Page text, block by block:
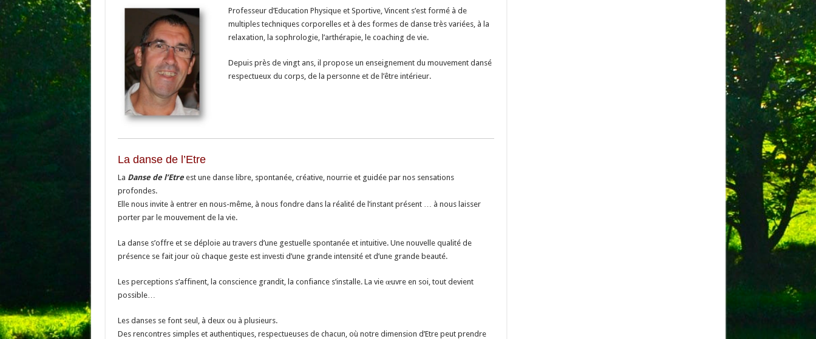
Professeur d’Education Physique et Sportive, Vincent s’est formé à de
multiples techniques corporelles et à des formes de danse très variées, à la
relaxation, la sophrologie, l’arthérapie, le coaching de vie.
Depuis près de vingt ans, il propose un enseignement du mouvement dansé
respectueux du corps, de la personne et de l’être intérieur.
La danse de l’Etre
La Danse de l’Etreest une danse libre, spontanée, créative, nourrie et guidée par nos sensations
profondes.
Elle nous invite à entrer en nous-même, à nous fondre dans la réalité de l’instant présent … à nous laisser
porter par le mouvement de la vie.
La danse s’offre et se déploie au travers d’une gestuelle spontanée et intuitive. Une nouvelle qualité de
présence se fait jour où chaque geste est investi d’une grande intensité et d’une grande beauté.
Les perceptions s’affinent, la conscience grandit, la confiance s’installe. La vie œuvre en soi, tout devient
possible…
Les danses se font seul, à deux ou à plusieurs.
Des rencontres simples et authentiques, respectueuses de chacun, où notre dimension d’Etre peut prendre